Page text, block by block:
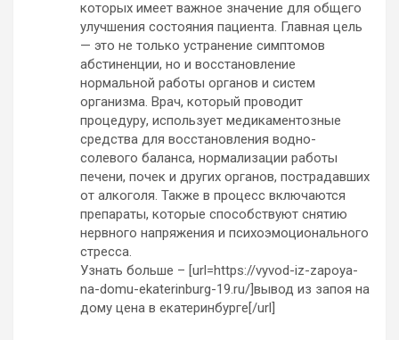
которых имеет важное значение для общего
улучшения состояния пациента. Главная цель
— это не только устранение симптомов
абстиненции, но и восстановление
нормальной работы органов и систем
организма. Врач, который проводит
процедуру, использует медикаментозные
средства для восстановления водно-
солевого баланса, нормализации работы
печени, почек и других органов, пострадавших
от алкоголя. Также в процесс включаются
препараты, которые способствуют снятию
нервного напряжения и психоэмоционального
стресса.
Узнать больше – [url=https://vyvod-iz-zapoya-
na-domu-ekaterinburg-19.ru/]вывод из запоя на
дому цена в екатеринбурге[/url]